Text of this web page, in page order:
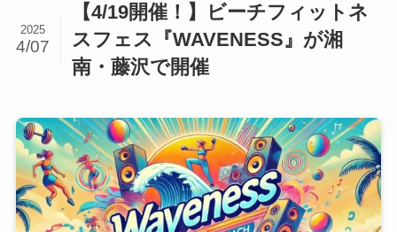
【4/19開催！】ビーチフィットネ
スフェス『WAVENESS』が湘
南・藤沢で開催
2025
4/07